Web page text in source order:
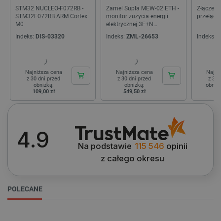
STM32 NUCLEO-F072RB -
STM32F072RB ARM Cortex
M0
Indeks: DIS-03320
Najniższa cena
z 30 dni przed
obniżką:
109,00 zł
Zamel Supla MEW-02 ETH -
monitor zużycia energii
elektrycznej 3F+N
Indeks: ZML-26653
Najniższa cena
z 30 dni przed
obniżką:
549,50 zł
Złącze/
Indeks:
z 30
4.9 Na podstawie 115 546 opinii
z całego okresu
POLECANE
.botland.com.pl